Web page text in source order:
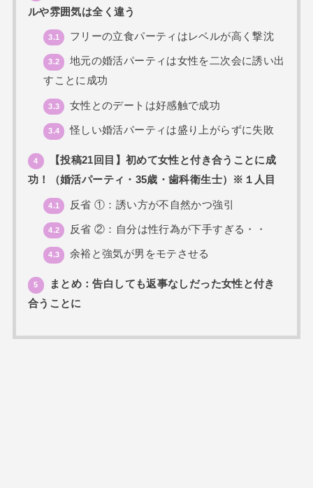
ルや雰囲気は全く違う
3.1 フリーの立食パーティはレベルが高く撃沈
3.2
地元の婚活パーティは女性を二次会に誘い出
すことに成功
3.3 女性とのデートは好感触で成功
3.4 怪しい婚活パーティは盛り上がらずに失敗
4
【投稿21回目】初めて女性と付き合うことに成
功！（婚活パーティ・35歳・歯科衛生士）※１人目
4.1 反省 ①：誘い方が不自然かつ強引
4.2 反省 ②：自分は性行為が下手すぎる・・
4.3 余裕と強気が男をモテさせる
5
まとめ：告白しても返事なしだった女性と付き
合うことに